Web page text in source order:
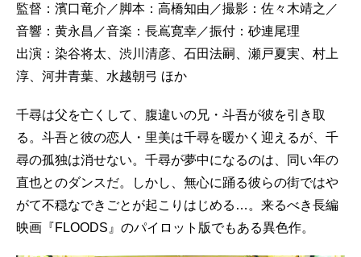
監督：濱口竜介／脚本：高橋知由／撮影：佐々木靖之／
音響：黄永昌／音楽：長嶌寛幸／振付：砂連尾理
出演：染谷将太、渋川清彦、石田法嗣、瀬戸夏実、村上
淳、河井青葉、水越朝弓 ほか
千尋は父を亡くして、腹違いの兄・斗吾が彼を引き取
る。斗吾と彼の恋人・里美は千尋を暖かく迎えるが、千
尋の孤独は消せない。千尋が夢中になるのは、同い年の
直也とのダンスだ。しかし、無心に踊る彼らの街ではや
がて不穏なできごとが起こりはじめる…。来るべき長編
映画『FLOODS』のパイロット版でもある異色作。